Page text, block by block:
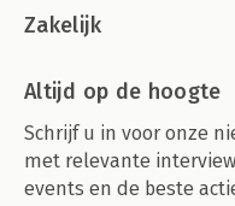
Zakelijk
Altijd op de hoogte
Schrijf u in voor onze
met relevante
events en de beste